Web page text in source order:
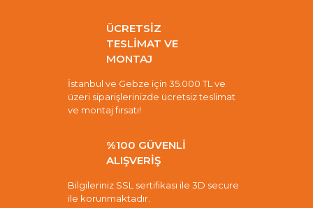
ÜCRETSİZ
TESLİMAT VE
MONTAJ
İstanbul ve Gebze için 35.000 TL ve
üzeri siparişlerinizde ücretsiz teslimat
ve montaj fırsatı!
%100 GÜVENLİ
ALIŞVERİŞ
Bilgileriniz SSL sertifikası ile 3D secure
ile korunmaktadır.